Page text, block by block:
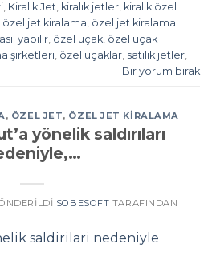
, Kiralık Jet, kiralık jetler, kiralık özel
özel jet kiralama, özel jet kiralama
yapılır, özel uçak, özel uçak
şirketleri, özel uçaklar, satılık jetler,
Bir yorum bırak
, ÖZEL JET, ÖZEL JET KIRALAMA
yönelik saldırıları
SOBESOFT TARAFINDAN